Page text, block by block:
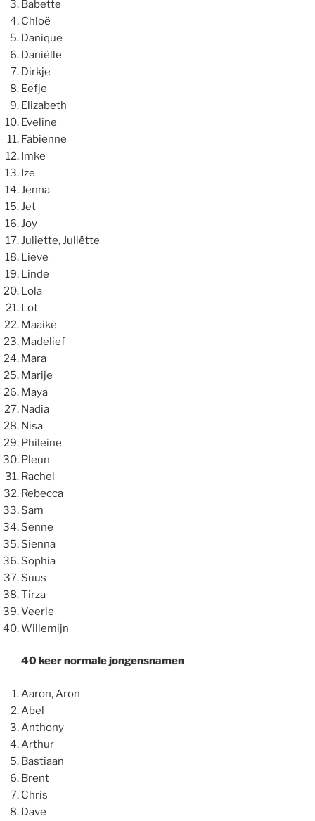
Babette
Chloë
Danique
Daniëlle
Dirkje
Eefje
Elizabeth
Eveline
Fabienne
Imke
Ize
Jenna
Jet
Joy
Juliette, Juliëtte
Lieve
Linde
Lola
Lot
Maaike
Madelief
Mara
Marije
Maya
Nadia
Nisa
Phileine
Pleun
Rachel
Rebecca
Sam
Senne
Sienna
Sophia
Suus
Tirza
Veerle
Willemijn
40 keer normale jongensnamen
Aaron, Aron
Abel
Anthony
Arthur
Bastiaan
Brent
Chris
Dave